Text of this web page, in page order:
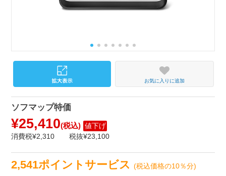
お気に入りに追加
ソフマップ特価
¥25,410(税込) 値下げ
消費税¥2,310
税抜¥23,100
2,541ポイントサービス(税込価格の10％分)